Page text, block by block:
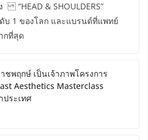
“HEAD & SHOULDERS”
1 ของโลก และแบรนด์ที่แพทย์
กที่สุด
ชพฤกษ์ เป็นเจ้าภาพโครงการ
Aesthetics Masterclass
ระเทศ